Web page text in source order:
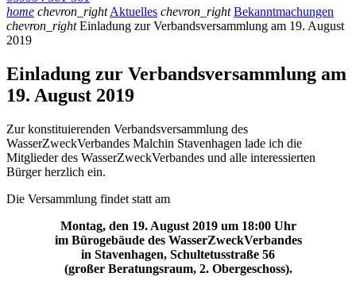
home chevron_right Aktuelles chevron_right Bekanntmachungen
chevron_right Einladung zur Verbandsversammlung am 19. August
2019
Einladung zur Verbandsversammlung am
19. August 2019
Zur konstituierenden Verbandsversammlung des
WasserZweckVerbandes Malchin Stavenhagen lade ich die
Mitglieder des WasserZweckVerbandes und alle interessierten
Bürger herzlich ein.
Die Versammlung findet statt am
Montag, den 19. August 2019 um 18:00 Uhr
im Bürogebäude des WasserZweckVerbandes
in Stavenhagen, Schultetusstraße 56
(großer Beratungsraum, 2. Obergeschoss).